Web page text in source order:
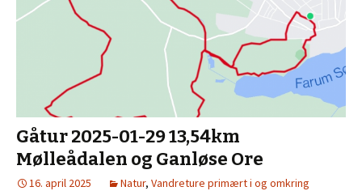
Gåtur 2025-01-29 13,54km
Mølleådalen og Ganløse Ore
16. april 2025 Natur, Vandreture primært i og omkring